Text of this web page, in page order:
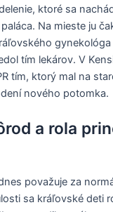
ktoré sa
Na mieste ju
gynekológa
tím lekárov. V
tím, ktorý mal na
nového potomka.
a rola
považuje za
sa kráľovské deti